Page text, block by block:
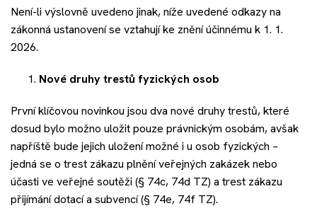
Akce
Nechte si poradit
Není-li výslovně uvedeno jinak, níže uvedené odkazy na
zákonná ustanovení se vztahují ke znění účinnému k 1. 1.
2026.
Nové druhy trestů fyzických osob
První klíčovou novinkou jsou dva nové druhy trestů, které
dosud bylo možno uložit pouze právnickým osobám, avšak
napříště bude jejich uložení možné i u osob fyzických –
jedná se o trest zákazu plnění veřejných zakázek nebo
účasti ve veřejné soutěži (§ 74c, 74d TZ) a trest zákazu
přijímání dotací a subvencí (§ 74e, 74f TZ).